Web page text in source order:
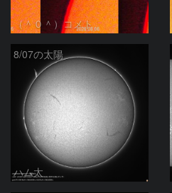
（＾０＾）コメト
8/07の太陽
ハム太